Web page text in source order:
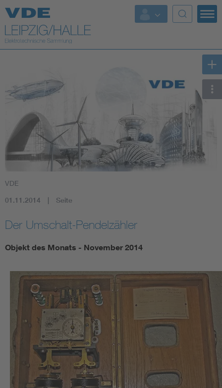
Top-Themen
VDE
01.11.2014 Seite
Der Umschalt-Pendelzähler
Objekt des Monats - November 2014